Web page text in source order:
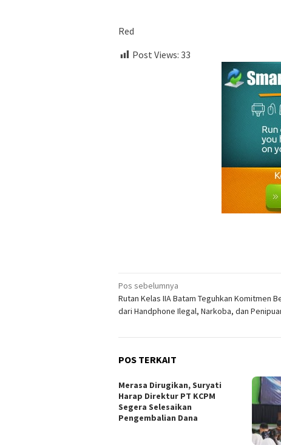
Red
Post Views: 33
Navigasi
pos
Pos sebelumnya
Rutan Kelas IIA Batam Teguhkan Komitmen
dari Handphone Ilegal, Narkoba, dan
POS TERKAIT
Merasa Dirugikan, Suryati
Harap Direktur PT KCPM
Segera Selesaikan
Pengembalian Dana